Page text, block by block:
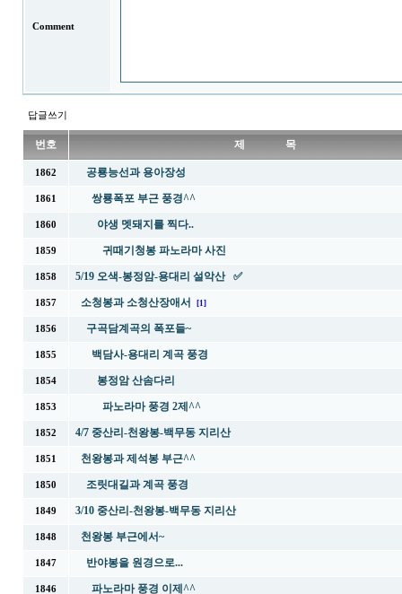
Comment
답글쓰기
번호 제 목
1862 공룡능선과 용아장성
1861 쌍룡폭포 부근 풍경^^
1860 야생 멧돼지를 찍다..
1859 귀때기청봉 파노라마 사진
1858 5/19 오색-봉정암-용대리 설악산 ✅
1857 소청봉과 소청산장애서 [1]
1856 구곡담계곡의 폭포들~
1855 백담사-용대리 계곡 풍경
1854 봉정암 산솜다리
1853 파노라마 풍경 2제^^
1852 4/7 중산리-천왕봉-백무동 지리산
1851 천왕봉과 제석봉 부근^^
1850 조릿대길과 계곡 풍경
1849 3/10 중산리-천왕봉-백무동 지리산
1848 천왕봉 부근에서~
1847 반야봉을 원경으로...
1846 파노라마 풍경 이제^^